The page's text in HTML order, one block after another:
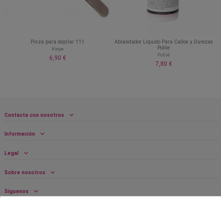
Pinza para depilar 111
Kiepe
6,90 €
Ablandador Líquido Para Callos y Durezas
Pollie
Pollié
7,80 €
Contacta con nosotros
Información
Legal
Sobre nosotros
Síguenos